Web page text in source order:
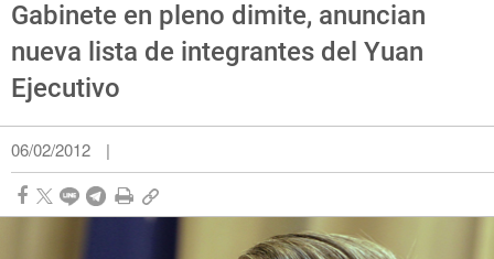
Gabinete en pleno dimite, anuncian
nueva lista de integrantes del Yuan
Ejecutivo
06/02/2012 |